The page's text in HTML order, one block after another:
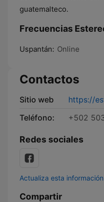
guatemalteco.
Frecuencias
Uspantán: Online
Contactos
Sitio web
https://
Teléfono:
+502
Redes sociales
Actualiza esta
Compartir